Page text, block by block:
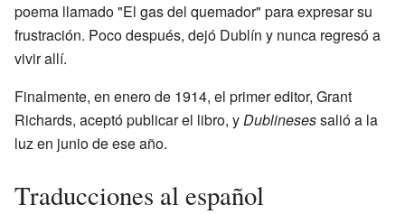
poema llamado "El gas del quemador" para expresar su
frustración. Poco después, dejó Dublín y nunca regresó a
vivir allí.
Finalmente, en enero de 1914, el primer editor, Grant
Richards, aceptó publicar el libro, yDublinesessalió a la
luz en junio de ese año.
Traducciones al español